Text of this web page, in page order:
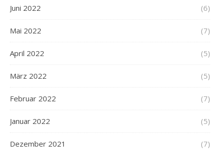
Juni 2022 (6)
Mai 2022 (7)
April 2022 (5)
März 2022 (5)
Februar 2022 (7)
Januar 2022 (5)
Dezember 2021 (7)